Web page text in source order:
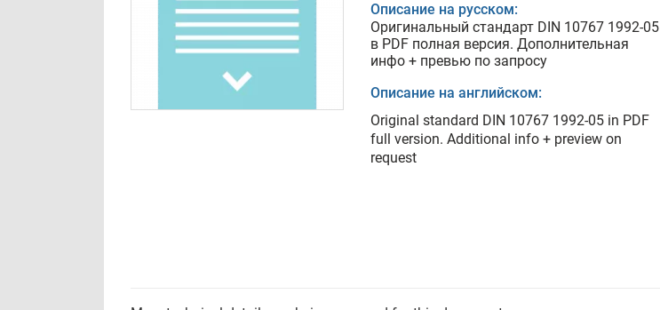
Описание на русском:
Оригинальный стандарт DIN 10767 1992-05
в PDF полная версия. Дополнительная
инфо + превью по запросу
Описание на английском:
Original standard DIN 10767 1992-05 in PDF
full version. Additional info + preview on
request